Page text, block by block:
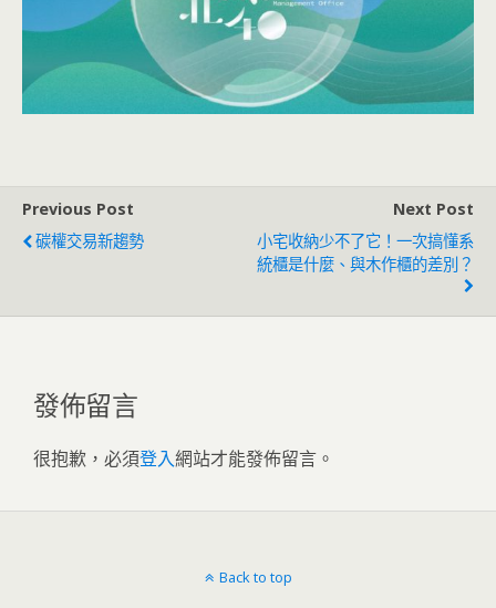
Previous Post
碳權交易新趨勢
Next Post
小宅收納少不了它！一次搞懂系
統櫃是什麼、與木作櫃的差別？
發佈留言
很抱歉，必須登入網站才能發佈留言。
Back to top